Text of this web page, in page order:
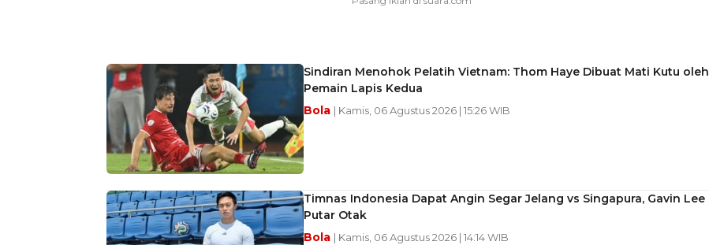
Sindiran Menohok Pelatih Vietnam: Thom Haye Dibuat Mati Kutu oleh
Pemain Lapis Kedua
Bola | Kamis, 06 Agustus 2026 | 15:26 WIB
Timnas Indonesia Dapat Angin Segar Jelang vs Singapura, Gavin Lee
Putar Otak
Bola | Kamis, 06 Agustus 2026 | 14:14 WIB